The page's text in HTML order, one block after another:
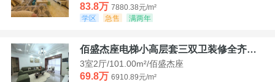
83.8万 7880.38元/m²
学区
急售 满两年
佰盛杰座电梯小高层套三双卫装修全齐诚意出售
3室2厅/101.00m²/佰盛杰座
69.8万 6910.89元/m²